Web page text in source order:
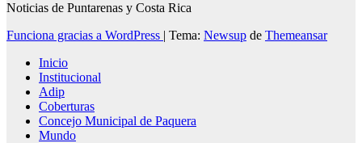
Noticias de Puntarenas y Costa Rica
Funciona gracias a WordPress | Tema: Newsup de Themeansar
Inicio
Institucional
Adip
Coberturas
Concejo Municipal de Paquera
Mundo